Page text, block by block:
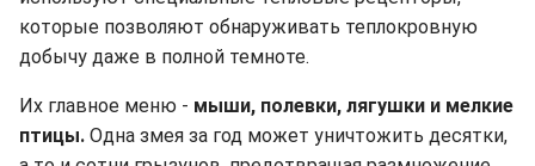
которые позволяют обнаруживать теплокровную
добычу даже в полной темноте.
Их главное меню - мыши, полевки, лягушки и мелкие
птицы. Одна змея за год может уничтожить десятки,